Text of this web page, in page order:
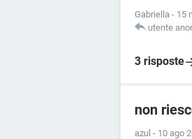
Gabriella - 15
utente
3 risposte
non
azul - 10 ago